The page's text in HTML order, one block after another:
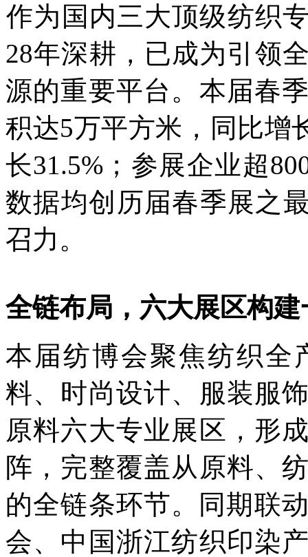
作为国内三大顶级纺织
28年深耕，已成为引领
源的重要平台。本届春
积达5万平方米，同比增
长31.5%；参展企业超
数据均创历届春季展之
召力。
全链布局，六大展区构
本届纺博会聚焦纺织全
料、时尚设计、服装服
原料六大专业展区，形
阵，完整覆盖从原料、
的全链条环节。同期联
会、中国浙江纺织印染